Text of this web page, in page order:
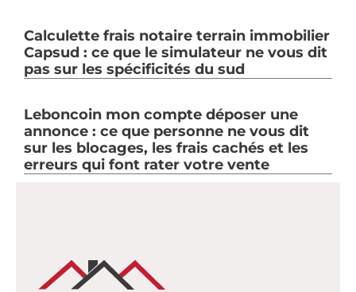
Calculette frais notaire terrain immobilier
Capsud : ce que le simulateur ne vous dit
pas sur les spécificités du sud
Leboncoin mon compte déposer une
annonce : ce que personne ne vous dit
sur les blocages, les frais cachés et les
erreurs qui font rater votre vente